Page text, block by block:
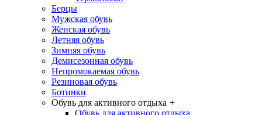
Берцы
Мужская обувь
Женская обувь
Летняя обувь
Зимняя обувь
Демисезонная обувь
Непромокаемая обувь
Резиновая обувь
Ботинки
Обувь для активного отдыха +
Обувь для активного отдыха